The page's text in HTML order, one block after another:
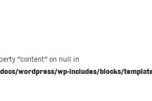
"content" on null in
wordpress/wp-includes/blocks/